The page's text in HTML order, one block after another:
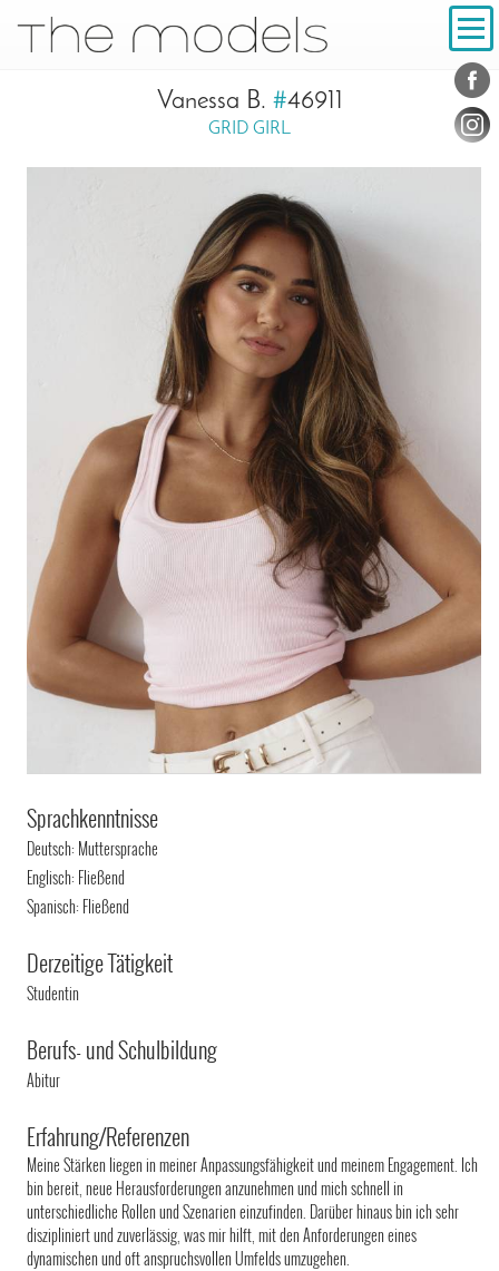
Navigation
Vanessa B. #46911
GRID GIRL
Sprachkenntnisse
Deutsch: Muttersprache
Englisch: Fließend
Spanisch: Fließend
Derzeitige Tätigkeit
Studentin
Berufs- und Schulbildung
Abitur
Erfahrung/Referenzen
Meine Stärken liegen in meiner Anpassungsfähigkeit und meinem Engagement. Ich
bin bereit, neue Herausforderungen anzunehmen und mich schnell in
unterschiedliche Rollen und Szenarien einzufinden. Darüber hinaus bin ich sehr
diszipliniert und zuverlässig, was mir hilft, mit den Anforderungen eines
dynamischen und oft anspruchsvollen Umfelds umzugehen.